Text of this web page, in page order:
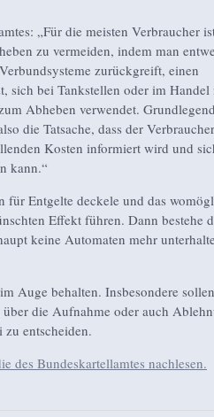
„Für die meisten Verbraucher
zu vermeiden, indem man
zurückgreift, einen
sich bei Tankstellen oder im Handel
Abheben verwendet.
die Tatsache, dass der
Kosten informiert wird und
kann.“
für Entgelte deckele und das
Effekt führen. Dann bestehe
keine Automaten mehr
Auge behalten. Insbesondere
die Aufnahme oder auch
entscheiden.
des Bundeskartellamtes nachlesen.